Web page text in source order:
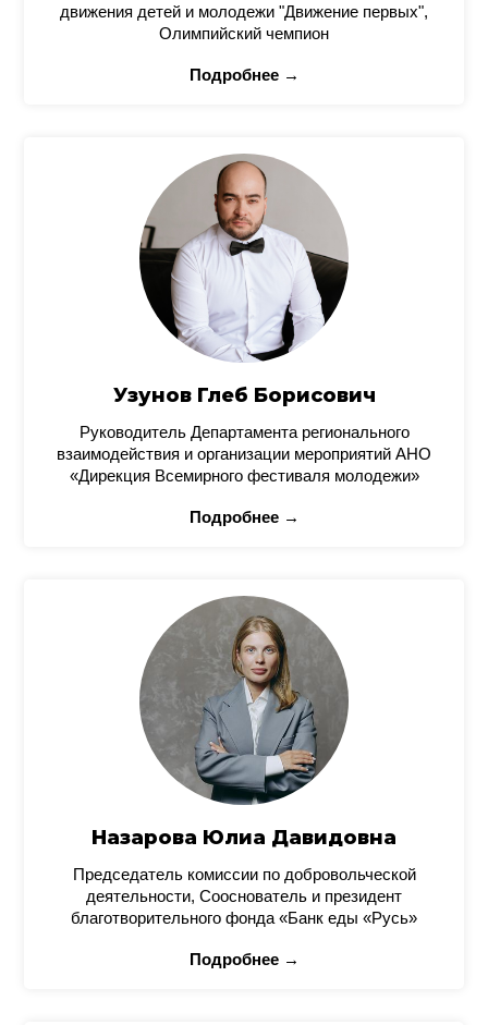
движения детей и молодежи "Движение первых",
Олимпийский чемпион
Подробнее →
Узунов Глеб Борисович
Руководитель Департамента регионального
взаимодействия и организации мероприятий АНО
«Дирекция Всемирного фестиваля молодежи»
Подробнее →
Назарова Юлиа Давидовна
Председатель комиссии по добровольческой
деятельности, Сооснователь и президент
благотворительного фонда «Банк еды «Русь»
Подробнее →